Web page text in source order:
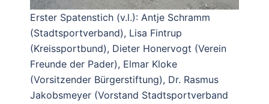
Erster Spatenstich (v.l.): Antje Schramm
(Stadtsportverband), Lisa Fintrup
(Kreissportbund), Dieter Honervogt (Verein
Freunde der Pader), Elmar Kloke
(Vorsitzender Bürgerstiftung), Dr. Rasmus
Jakobsmeyer (Vorstand Stadtsportverband